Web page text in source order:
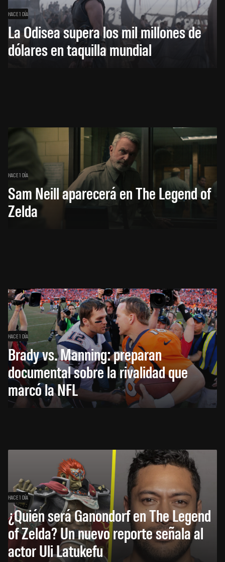
HACE 1 DÍA
La Odisea supera los mil millones de
dólares en taquilla mundial
HACE 1 DÍA
Sam Neill aparecerá en The Legend of
Zelda
HACE 1 DÍA
Brady vs. Manning: preparan
documental sobre la rivalidad que
marcó la NFL
HACE 1 DÍA
¿Quién será Ganondorf en The Legend
of Zelda? Un nuevo reporte señala al
actor Uli Latukefu